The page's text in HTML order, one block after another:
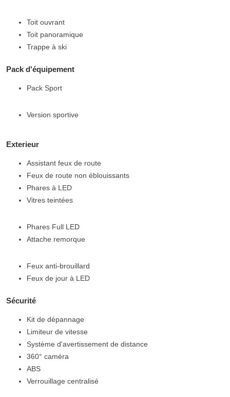
Toit ouvrant
Toit panoramique
Trappe à ski
Pack d'équipement
Pack Sport
Version sportive
Exterieur
Assistant feux de route
Feux de route non éblouissants
Phares à LED
Vitres teintées
Phares Full LED
Attache remorque
Feux anti-brouillard
Feux de jour à LED
Sécurité
Kit de dépannage
Limiteur de vitesse
Système d'avertissement de distance
360° caméra
ABS
Verrouillage centralisé